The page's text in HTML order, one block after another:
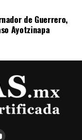
de Guerrero,
Ayotzinapa